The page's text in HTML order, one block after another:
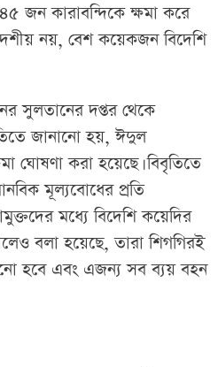
জন কারাবন্দিকে ক্ষমা করে
নয়, বেশ কয়েকজন বিদেশি
সুলতানের দপ্তর থেকে
জানানো হয়, ঈদুল
ঘোষণা করা হয়েছে। বিবৃতিতে
মূল্যবোধের প্রতি
মধ্যে বিদেশি কয়েদির
বলা হয়েছে, তারা শিগগিরই
হবে এবং এজন্য সব ব্যয় বহন